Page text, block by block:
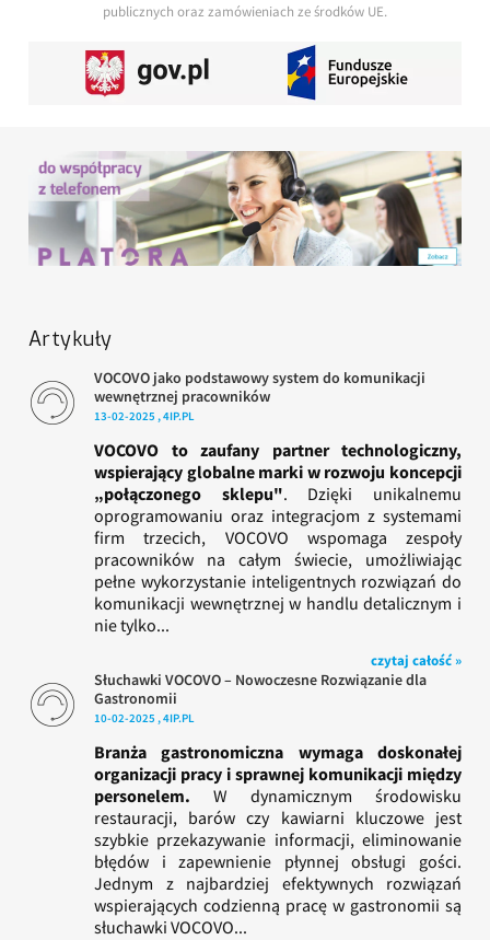
publicznych oraz zamówieniach ze środków UE.
Artykuły
VOCOVO jako podstawowy system do komunikacji
wewnętrznej pracowników
13-02-2025 , 4IP.PL
VOCOVO to zaufany partner technologiczny,
wspierający globalne marki w rozwoju koncepcji
„połączonego sklepu". Dzięki unikalnemu
oprogramowaniu oraz integracjom z systemami
firm trzecich, VOCOVO wspomaga zespoły
pracowników na całym świecie, umożliwiając
pełne wykorzystanie inteligentnych rozwiązań do
komunikacji wewnętrznej w handlu detalicznym i
nie tylko...
czytaj całość »
Słuchawki VOCOVO – Nowoczesne Rozwiązanie dla
Gastronomii
10-02-2025 , 4IP.PL
Branża gastronomiczna wymaga doskonałej
organizacji pracy i sprawnej komunikacji między
personelem. W dynamicznym środowisku
restauracji, barów czy kawiarni kluczowe jest
szybkie przekazywanie informacji, eliminowanie
błędów i zapewnienie płynnej obsługi gości.
Jednym z najbardziej efektywnych rozwiązań
wspierających codzienną pracę w gastronomii są
słuchawki VOCOVO...